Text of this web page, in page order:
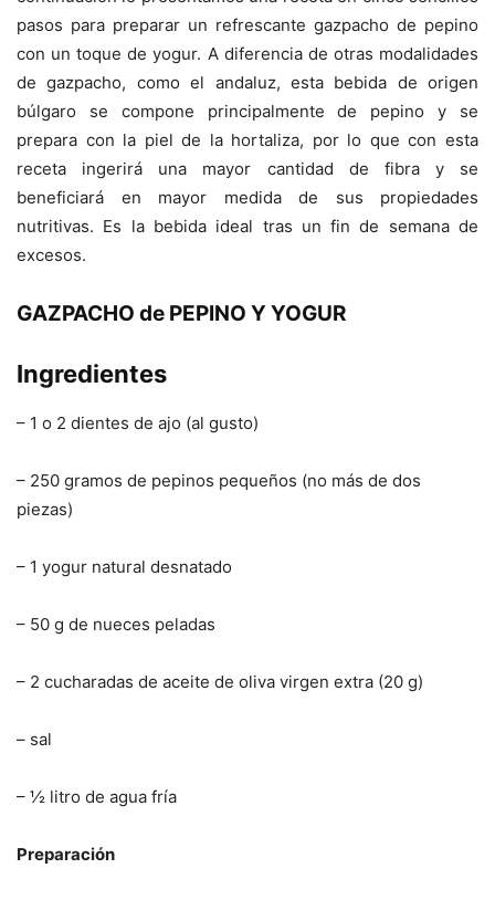
pasos para preparar un refrescante gazpacho de pepino
con un toque de yogur. A diferencia de otras modalidades
de gazpacho, como el andaluz, esta bebida de origen
búlgaro se compone principalmente de pepino y se
prepara con la piel de la hortaliza, por lo que con esta
receta ingerirá una mayor cantidad de fibra y se
beneficiará en mayor medida de sus propiedades
nutritivas. Es la bebida ideal tras un fin de semana de
excesos.
GAZPACHO de PEPINO Y YOGUR
Ingredientes
– 1 o 2 dientes de ajo (al gusto)
– 250 gramos de pepinos pequeños (no más de dos
piezas)
– 1 yogur natural desnatado
– 50 g de nueces peladas
– 2 cucharadas de aceite de oliva virgen extra (20 g)
– sal
– ½ litro de agua fría
Preparación